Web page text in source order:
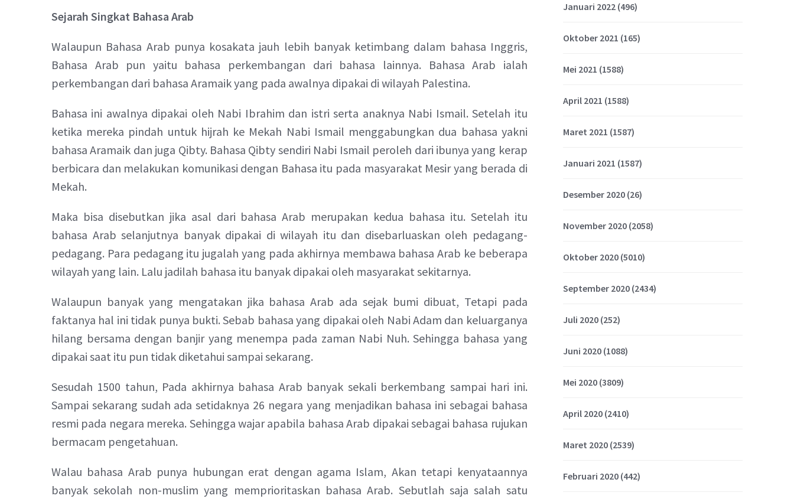
Sejarah Singkat Bahasa Arab
Walaupun Bahasa Arab punya kosakata jauh lebih banyak ketimbang dalam bahasa Inggris,
Bahasa Arab pun yaitu bahasa perkembangan dari bahasa lainnya. Bahasa Arab ialah
perkembangan dari bahasa Aramaik yang pada awalnya dipakai di wilayah Palestina.
Bahasa ini awalnya dipakai oleh Nabi Ibrahim dan istri serta anaknya Nabi Ismail. Setelah itu
ketika mereka pindah untuk hijrah ke Mekah Nabi Ismail menggabungkan dua bahasa yakni
bahasa Aramaik dan juga Qibty. Bahasa Qibty sendiri Nabi Ismail peroleh dari ibunya yang kerap
berbicara dan melakukan komunikasi dengan Bahasa itu pada masyarakat Mesir yang berada di
Mekah.
Maka bisa disebutkan jika asal dari bahasa Arab merupakan kedua bahasa itu. Setelah itu
bahasa Arab selanjutnya banyak dipakai di wilayah itu dan disebarluaskan oleh pedagang-
pedagang. Para pedagang itu jugalah yang pada akhirnya membawa bahasa Arab ke beberapa
wilayah yang lain. Lalu jadilah bahasa itu banyak dipakai oleh masyarakat sekitarnya.
Walaupun banyak yang mengatakan jika bahasa Arab ada sejak bumi dibuat, Tetapi pada
faktanya hal ini tidak punya bukti. Sebab bahasa yang dipakai oleh Nabi Adam dan keluarganya
hilang bersama dengan banjir yang menempa pada zaman Nabi Nuh. Sehingga bahasa yang
dipakai saat itu pun tidak diketahui sampai sekarang.
Sesudah 1500 tahun, Pada akhirnya bahasa Arab banyak sekali berkembang sampai hari ini.
Sampai sekarang sudah ada setidaknya 26 negara yang menjadikan bahasa ini sebagai bahasa
resmi pada negara mereka. Sehingga wajar apabila bahasa Arab dipakai sebagai bahasa rujukan
bermacam pengetahuan.
Walau bahasa Arab punya hubungan erat dengan agama Islam, Akan tetapi kenyataannya
banyak sekolah non-muslim yang memprioritaskan bahasa Arab. Sebutlah saja salah satu
Januari 2022(496)
Oktober 2021 (165)
Mei 2021 (1588)
April 2021 (1588)
Maret 2021 (1587)
Januari 2021 (1587)
Desember 2020(26)
November 2020(2058)
Oktober 2020(5010)
September 2020(2434)
Juli 2020(252)
Juni 2020(1088)
Mei 2020(3809)
April 2020(2410)
Maret 2020(2539)
Februari 2020(442)